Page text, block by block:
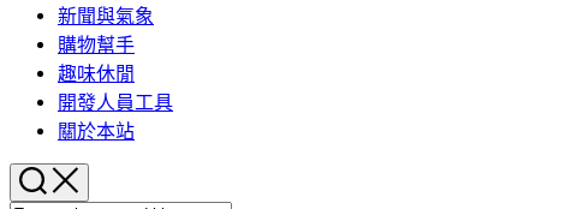
新聞與氣象
購物幫手
趣味休閒
開發人員工具
關於本站